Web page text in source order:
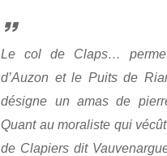
Lecol de Claps…
d’Auzon et le Puits de
désigne un amas de
Quant au moraliste qui
de Clapiers dit